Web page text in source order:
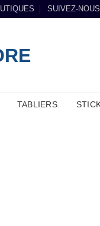
SUIVEZ-NOUS
TABLIERS